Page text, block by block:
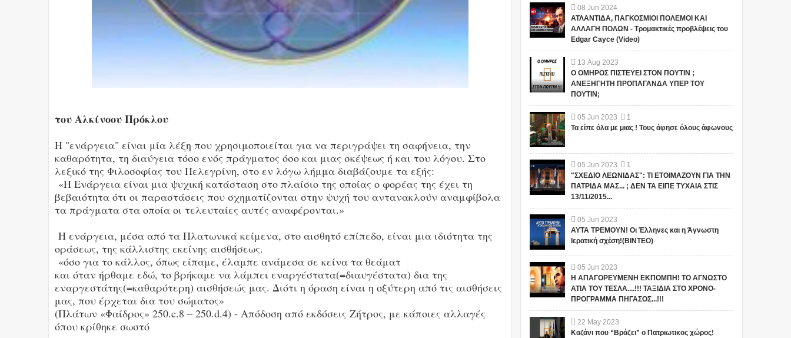
του Αλκίνοου Πρόκλου
Η "ενάργεια" είναι μία λέξη που χρησιμοποιείται για να περιγράψει τη σαφήνεια, την
καθαρότητα, τη διαύγεια τόσο ενός πράγματος όσο και μιας σκέψεως ή και του λόγου. Στο
λεξικό της Φιλοσοφίας του Πελεγρίνη, στο εν λόγω λήμμα διαβάζουμε τα εξής:
«Η Ενάργεια είναι μια ψυχική κατάσταση στο πλαίσιο της οποίας ο φορέας της έχει τη
βεβαιότητα ότι οι παραστάσεις που σχηματίζονται στην ψυχή του αντανακλούν αναμφίβολα
τα πράγματα στα οποία οι τελευταίες αυτές αναφέρονται.»
Η ενάργεια, μέσα από τα Πλατωνικά κείμενα, στο αισθητό επίπεδο, είναι μια ιδιότητα της
οράσεως, της κάλλιστης εκείνης αισθήσεως.
«όσο για το κάλλος, όπως είπαμε, έλαμπε ανάμεσα σε κείνα τα θεάματ
και όταν ήρθαμε εδώ, το βρήκαμε να λάμπει εναργέστατα(=διαυγέστατα) δια της
εναργεστάτης(=καθαρότερη) αισθήσεώς μας. Διότι η όραση είναι η οξύτερη από τις αισθήσεις
μας, που έρχεται δια του σώματος»
(Πλάτων «Φαίδρος» 250.c.8 – 250.d.4) - Απόδοση από εκδόσεις Ζήτρος, με κάποιες αλλαγές
όπου κρίθηκε σωστό
08 Jun 2024
ΑΤΛΑΝΤΙΔΑ, ΠΑΓΚΟΣΜΙΟΙ ΠΟΛΕΜΟΙ ΚΑΙ
ΑΛΛΑΓΗ ΠΟΛΩΝ - Τρομακτικές προβλέψεις του
Edgar Cayce (Video)
13 Aug 2023
Ο ΟΜΗΡΟΣ ΠΙΣΤΕΥΕΙ ΣΤΟΝ ΠΟΥΤΙΝ ;
ΑΝΕΞΗΓΗΤΗ ΠΡΟΠΑΓΑΝΔΑ ΥΠΕΡ ΤΟΥ
ΠΟΥΤΙΝ;
05 Jun 2023
1
Τα είπε όλα με μιας ! Τους άφησε όλους άφωνους
05 Jun 2023
1
"ΣΧΕΔΙΟ ΛΕΩΝΙΔΑΣ": ΤΙ ΕΤΟΙΜΑΖΟΥΝ ΓΙΑ ΤΗΝ
ΠΑΤΡΙΔΑ ΜΑΣ... ; ΔΕΝ ΤΑ ΕΙΠΕ ΤΥΧΑΙΑ ΣΤΙΣ
13/11/2015...
05 Jun 2023
ΑΥΤΑ ΤΡΕΜΟΥΝ! Οι Έλληνες και η Άγνωστη
Ιερατική σχέση!(ΒΙΝΤΕΟ)
05 Jun 2023
Η ΑΠΑΓΟΡΕΥΜΕΝΗ ΕΚΠΟΜΠΗ! ΤΟ ΑΓΝΩΣΤΟ
ΑΤΙΑ ΤΟΥ ΤΕΣΛΑ....!!! ΤΑΞΙΔΙΑ ΣΤΟ ΧΡΟΝΟ-
ΠΡΟΓΡΑΜΜΑ ΠΗΓΑΣΟΣ...!!!
22 May 2023
Καζάνι που “Βράζει” ο Πατριωτικος χώρος!